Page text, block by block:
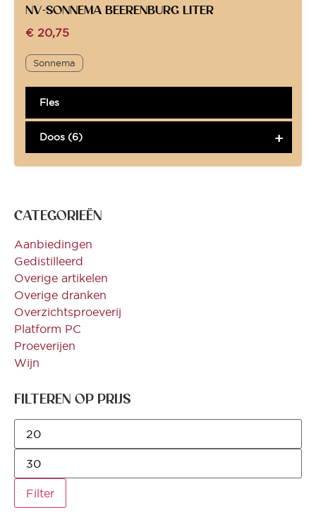
CATEGORIEËN
Aanbiedingen
Gedistilleerd
Overige artikelen
Overige dranken
Overzichtsproeverij
Platform PC
Proeverijen
Wijn
FILTEREN OP PRIJS
Filter
NV-SONNEMA BEERENBURG LITER
€ 20,75
Sonnema
Fles
Doos (6)